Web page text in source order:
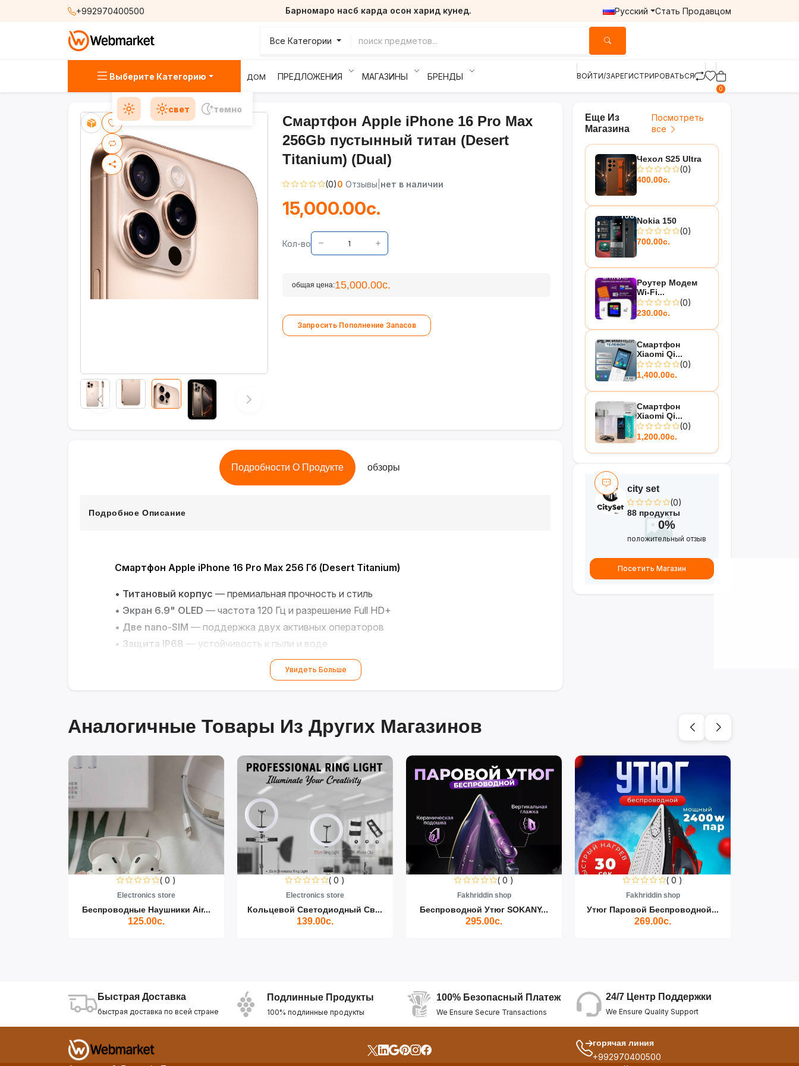
+992970400500 Барномаро насб карда осон харид кунед. Русский Стать Продавцом
Все Категории
Выберите Категорию ДОМ ПРЕДЛОЖЕНИЯ МАГАЗИНЫ БРЕНДЫ ВОЙТИ/ЗАРЕГИСТРИРОВАТЬСЯ
0
свет темно
Смартфон Apple iPhone 16 Pro Max
256Gb пустынный титан (Desert
Titanium) (Dual)
(0)0 Отзывы нет в наличии
15,000.00с.
Кол-во
общая цена:15,000.00с.
Запросить Пополнение Запасов
Подробности О Продукте обзоры
Подробное Описание
Смартфон Apple iPhone 16 Pro Max 256 Гб (Desert Titanium)
• Титановый корпус — премиальная прочность и стиль
• Экран 6.9" OLED — частота 120 Гц и разрешение Full HD+
• Две nano-SIM — поддержка двух активных операторов
• Защита IP68 — устойчивость к пыли и воде
— современные функции и высокая производительность
Увидеть Больше
Еще Из
Магазина
Посмотреть
все
Чехол S25 Ultra
(0)
400.00с.
Nokia 150
(0)
700.00с.
Роутер Модем
Wi-Fi...
(0)
230.00с.
Смартфон
Xiaomi Qi...
(0)
1,400.00с.
Смартфон
Xiaomi Qi...
(0)
1,200.00с.
city set
(0)
88 продукты
0%
положительный отзыв
Посетить Магазин
Аналогичные Товары Из Других Магазинов
( 0 )
Electronics store
Беспроводные Наушники Air...
125.00с.
( 0 )
Electronics store
Кольцевой Светодиодный Св...
139.00с.
( 0 )
Fakhriddin shop
Беспроводной Утюг SOKANY...
295.00с.
( 0 )
Fakhriddin shop
Утюг Паровой Беспроводной...
269.00с.
Быстрая Доставка
быстрая доставка по всей стране
Подлинные Продукты
100% подлинные продукты
100% Безопасный Платеж
We Ensure Secure Transactions
24/7 Центр Поддержки
We Ensure Quality Support
горячая линия
+992970400500